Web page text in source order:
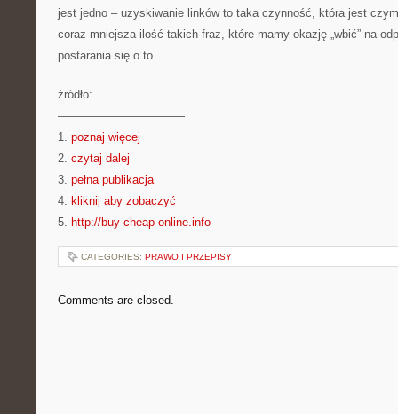
jest jedno – uzyskiwanie linków to taka czynność, która jest
coraz mniejsza ilość takich fraz, które mamy okazję „wbić” na
postarania się o to.
źródło:
———————————
1. poznaj więcej
2. czytaj dalej
3. pełna publikacja
4. kliknij aby zobaczyć
5. http://buy-cheap-online.info
CATEGORIES: PRAWO I PRZEPISY
Comments are closed.